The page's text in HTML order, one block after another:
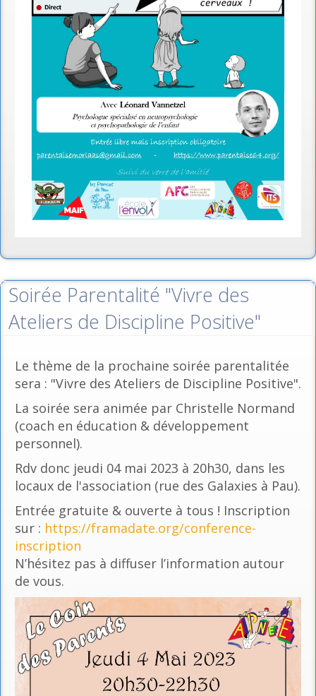
Soirée Parentalité "Vivre des
Ateliers de Discipline Positive"
Le thème de la prochaine soirée parentalitée
sera : "Vivre des Ateliers de Discipline Positive".
La soirée sera animée par Christelle Normand
(coach en éducation & développement
personnel).
Rdv donc jeudi 04 mai 2023 à 20h30, dans les
locaux de l'association (rue des Galaxies à Pau).
Entrée gratuite & ouverte à tous ! Inscription
sur : https://framadate.org/conference-
inscription
N’hésitez pas à diffuser l’information autour
de vous.